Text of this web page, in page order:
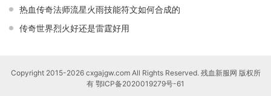
热血传奇法师流星火雨技能符文如何合成的
传奇世界烈火好还是雷霆好用
Copyright 2015-2026 cxgajgw.com All Rights Reserved. 残血新服网 版权所
有 鄂ICP备2020019279号-61